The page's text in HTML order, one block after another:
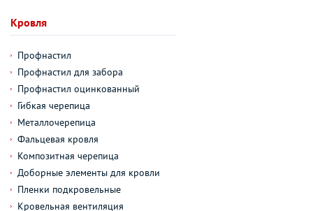
Кровля
Профнастил
Профнастил для забора
Профнастил оцинкованный
Гибкая черепица
Металлочерепица
Фальцевая кровля
Композитная черепица
Доборные элементы для кровли
Пленки подкровельные
Кровельная вентиляция